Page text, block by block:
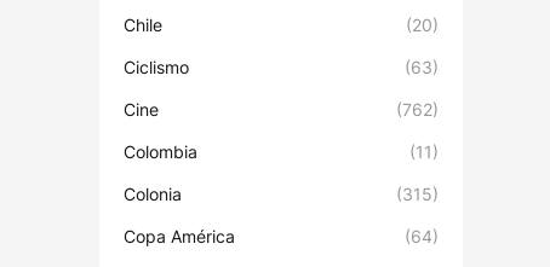
Chile (20)
Ciclismo (63)
Cine (762)
Colombia (11)
Colonia (315)
Copa América (64)